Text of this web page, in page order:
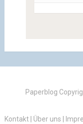
Paperblog
Kontakt| Über uns